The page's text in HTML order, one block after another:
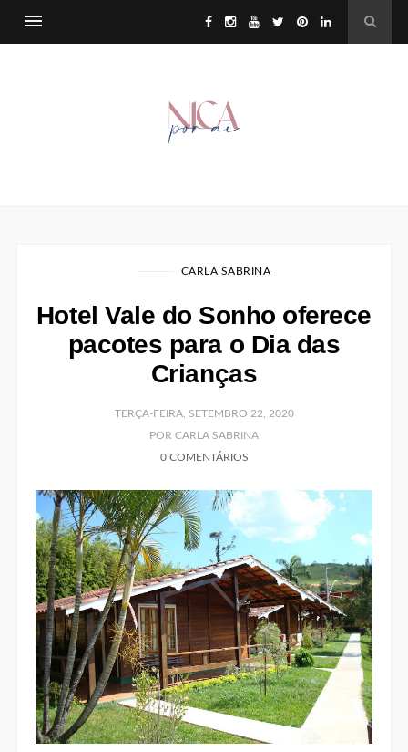
CARLA SABRINA
Hotel Vale do Sonho oferece
pacotes para o Dia das
Crianças
TERÇA-FEIRA, SETEMBRO 22, 2020
POR CARLA SABRINA
0 COMENTÁRIOS